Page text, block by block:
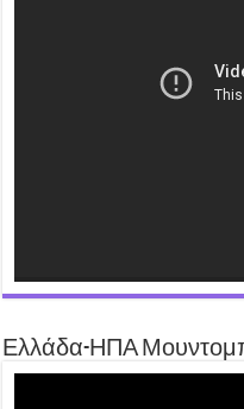
Ελλάδα-ΗΠΑ